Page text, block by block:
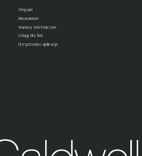
Prepaid
Abonament
Numery telefoniczne
Usługi dla firm
Urządzenia i aplikacje